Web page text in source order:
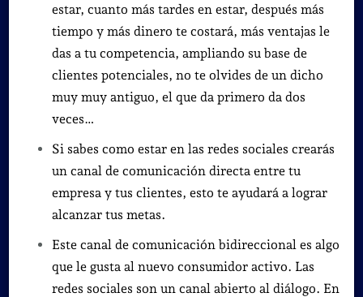
estar, cuanto más tardes en estar, después más
tiempo y más dinero te costará, más ventajas le
das a tu competencia, ampliando su base de
clientes potenciales, no te olvides de un dicho
muy muy antiguo, el que da primero da dos
veces…
Si sabes como estar en las redes sociales crearás
un canal de comunicación directa entre tu
empresa y tus clientes, esto te ayudará a lograr
alcanzar tus metas.
Este canal de comunicación bidireccional es algo
que le gusta al nuevo consumidor activo. Las
redes sociales son un canal abierto al diálogo. En